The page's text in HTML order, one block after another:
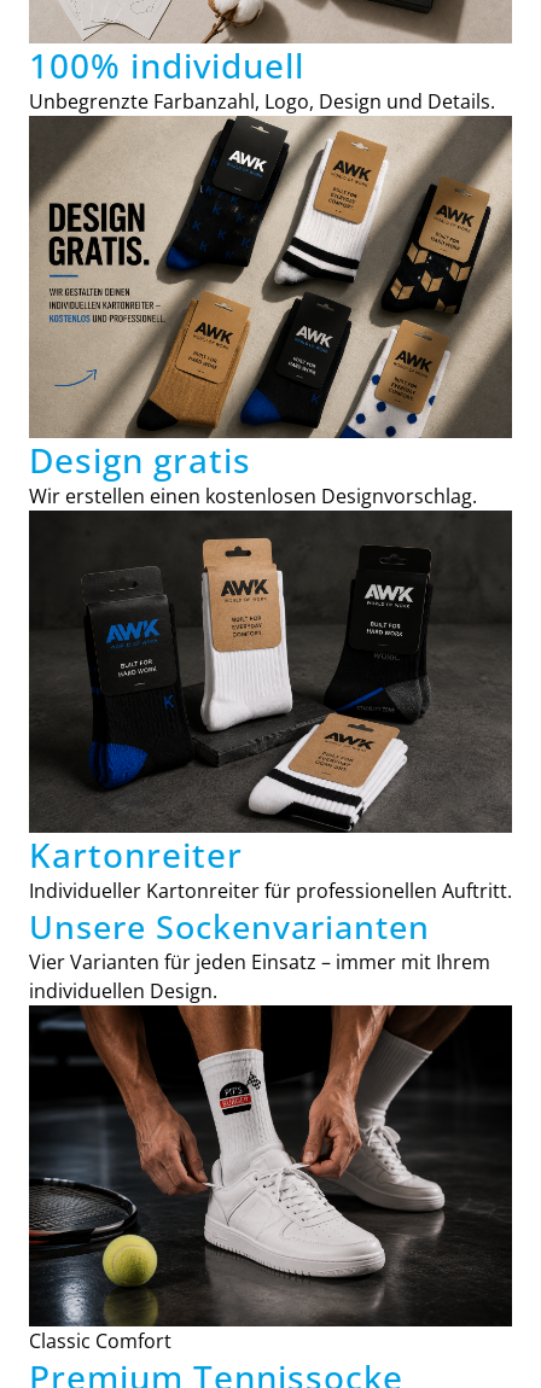
100% individuell
Unbegrenzte Farbanzahl, Logo, Design und Details.
Design gratis
Wir erstellen einen kostenlosen Designvorschlag.
Kartonreiter
Individueller Kartonreiter für professionellen Auftritt.
Unsere Sockenvarianten
Vier Varianten für jeden Einsatz – immer mit Ihrem
individuellen Design.
Classic Comfort
Premium Tennissocke